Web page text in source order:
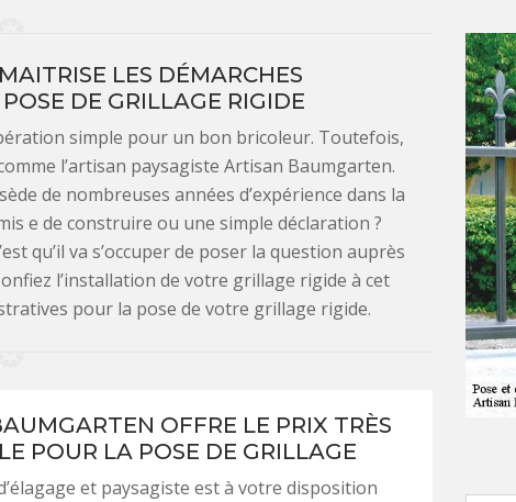
LES DÉMARCHES
DE GRILLAGE RIGIDE
simple pour un bon bricoleur. Toutefois,
l’artisan paysagiste Artisan Baumgarten.
de nombreuses années d’expérience dans la
e de construire ou une simple déclaration ?
qu’il va s’occuper de poser la question auprès
l’installation de votre grillage rigide à cet
pour la pose de votre grillage rigide.
OFFRE LE PRIX TRÈS
POUR LA POSE DE GRILLAGE
et paysagiste est à votre disposition